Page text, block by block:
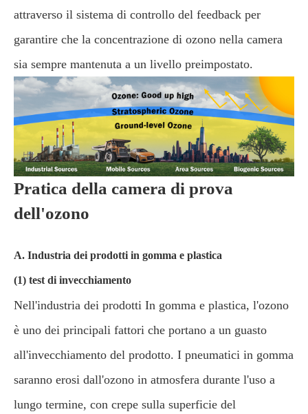
attraverso il sistema di controllo del feedback per
garantire che la concentrazione di ozono nella camera
sia sempre mantenuta a un livello preimpostato.
Pratica della camera di prova
dell'ozono
A. Industria dei prodotti in gomma e plastica
(1) test di invecchiamento
Nell'industria dei prodotti In gomma e plastica, l'ozono
è uno dei principali fattori che portano a un guasto
all'invecchiamento del prodotto. I pneumatici in gomma
saranno erosi dall'ozono in atmosfera durante l'uso a
lungo termine, con crepe sulla superficie del